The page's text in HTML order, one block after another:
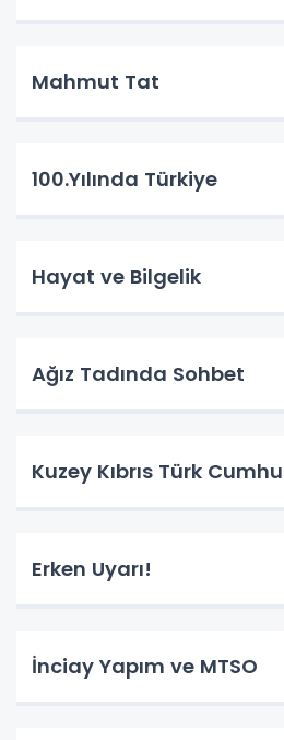
Mahmut Tat
100.Yılında Türkiye
Hayat ve Bilgelik
Ağız Tadında Sohbet
Kuzey Kıbrıs Türk
Erken Uyarı!
İnciay Yapım ve MTSO